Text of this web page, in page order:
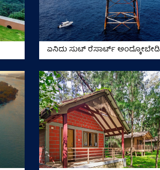
ಏನಿದು ಸುಟ್‌ ರೆಸಾರ್ಟ್‌ ಅಂದ್ಕೋಬೇಡಿ